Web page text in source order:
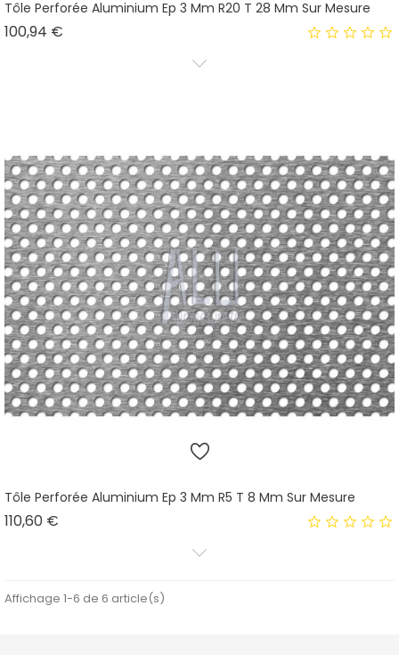
Tôle Perforée Aluminium Ep 3 Mm R20 T 28 Mm Sur Mesure
100,94 €
Tôle Perforée Aluminium Ep 3 Mm R5 T 8 Mm Sur Mesure
110,60 €
Affichage 1-6 de 6 article(s)